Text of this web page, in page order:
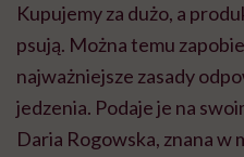
Kupujemy za dużo, a
psują. Można temu
najważniejsze zasady
jedzenia. Podaje je na
Daria Rogowska, znana w